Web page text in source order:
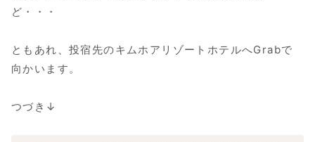
ど・・・
ともあれ、投宿先のキムホアリゾートホテルへGrabで
向かいます。
つづき↓